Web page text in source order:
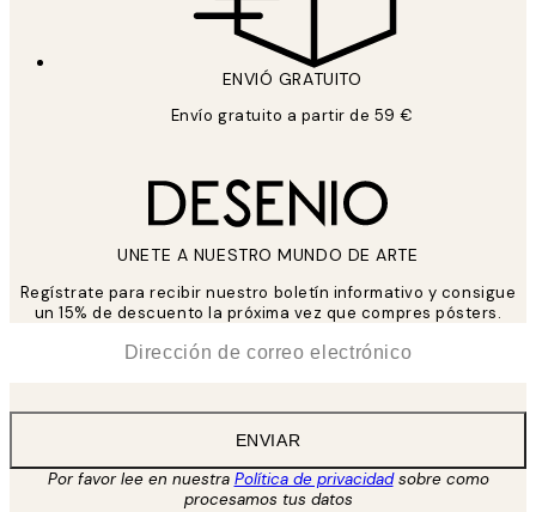
ENVIÓ GRATUITO
Envío gratuito a partir de 59 €
UNETE A NUESTRO MUNDO DE ARTE
Regístrate para recibir nuestro boletín informativo y consigue
un 15% de descuento la próxima vez que compres pósters.
ENVIAR
Por favor lee en nuestra Política de privacidadsobre como
procesamos tus datos